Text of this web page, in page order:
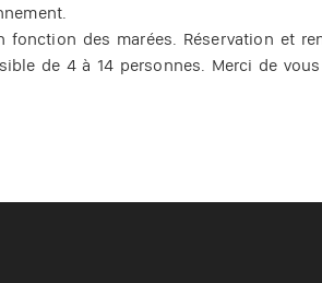
des marées. Réservation et
de 4 à 14 personnes. Merci de